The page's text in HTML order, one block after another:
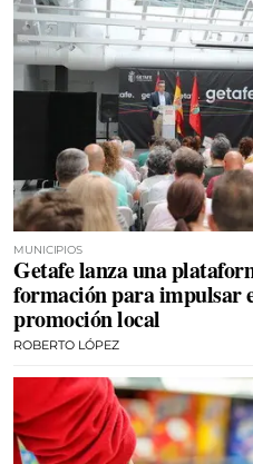
MUNICIPIOS
Getafe lanza una
formación para impulsar
promoción local
ROBERTO LÓPEZ